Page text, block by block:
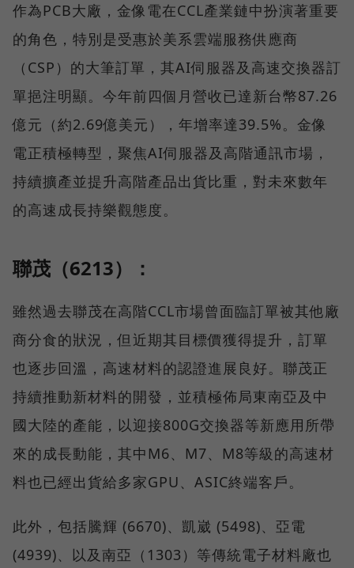
作為PCB大廠，金像電在CCL產業鏈中扮演著重要
的角色，特別是受惠於美系雲端服務供應商
（CSP）的大筆訂單，其AI伺服器及高速交換器訂
單挹注明顯。今年前四個月營收已達新台幣87.26
億元（約2.69億美元），年增率達39.5%。金像
電正積極轉型，聚焦AI伺服器及高階通訊市場，
持續擴產並提升高階產品出貨比重，對未來數年
的高速成長持樂觀態度。
聯茂（6213）：
雖然過去聯茂在高階CCL市場曾面臨訂單被其他廠
商分食的狀況，但近期其目標價獲得提升，訂單
也逐步回溫，高速材料的認證進展良好。聯茂正
持續推動新材料的開發，並積極佈局東南亞及中
國大陸的產能，以迎接800G交換器等新應用所帶
來的成長動能，其中M6、M7、M8等級的高速材
料也已經出貨給多家GPU、ASIC終端客戶。
此外，包括騰輝 (6670)、凱崴 (5498)、亞電
(4939)、以及南亞（1303）等傳統電子材料廠也